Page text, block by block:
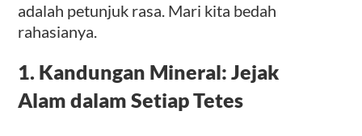
adalah petunjuk rasa. Mari kita bedah
rahasianya.
1. Kandungan Mineral: Jejak
Alam dalam Setiap Tetes